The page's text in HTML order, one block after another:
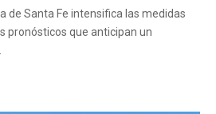
de Santa Fe intensifica las medidas
pronósticos que anticipan un